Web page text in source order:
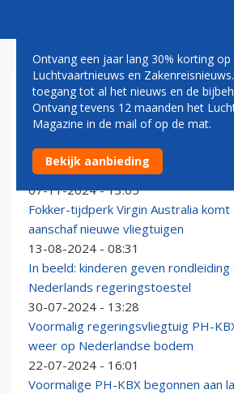
PH-KBX
Voormalige PH-KBX verkocht aan
‘Toestel blijft in huidige staat’
07-11-2024 - 13:05
Fokker-tijdperk Virgin Australia
aanschaf nieuwe vliegtuigen
13-08-2024 - 08:31
In beeld: kinderen geven
Nederlands regeringstoestel
30-07-2024 - 13:28
Voormalig regeringsvliegtuig PH-
weer op Nederlandse bodem
22-07-2024 - 16:01
Voormalige PH-KBX begonnen aan
Ontvang een jaar lang 30% korting
Luchtvaartnieuws en
toegang tot al het nieuws en de
Ontvang tevens 12 maanden het
Magazine in de mail of op de mat.
Bekijk aanbieding